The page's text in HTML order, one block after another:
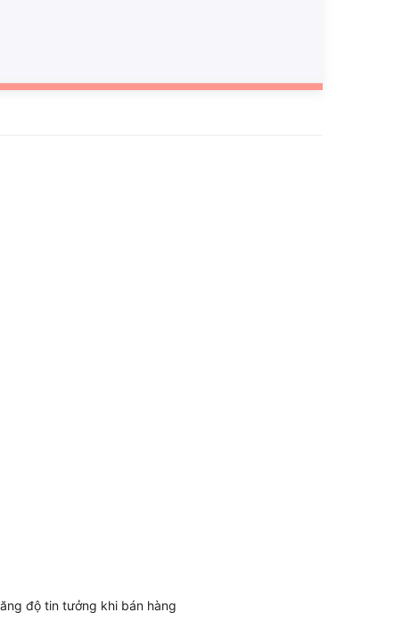
sắc nhận diện đặc trưng và bố cục
độ tin tưởng khi bán hàng